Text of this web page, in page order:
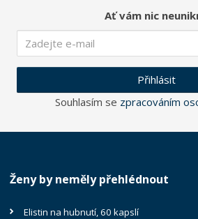
Ať vám nic
Přihlásit
Souhlasím se zpracováním
Ženy by neměly přehlédnout
Elistin na hubnutí, 60 kapslí